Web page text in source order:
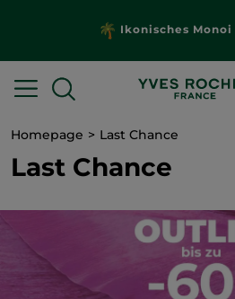
Ikonisches Monoi
Homepage Last Chance
Last Chance